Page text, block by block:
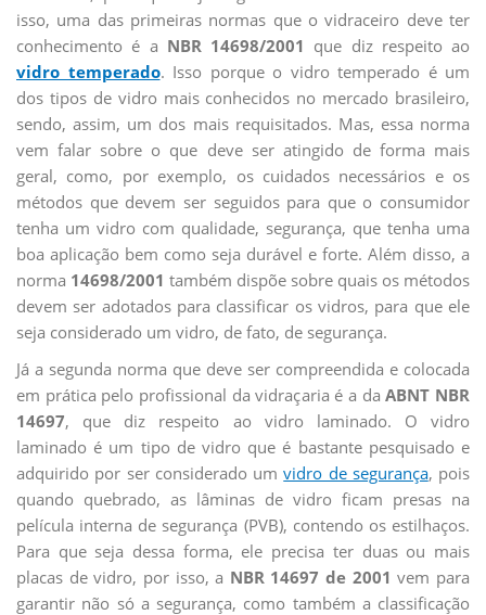
isso, uma das primeiras normas que o vidraceiro deve ter
conhecimento é a NBR 14698/2001 que diz respeito ao
vidro temperado. Isso porque o vidro temperado é um
dos tipos de vidro mais conhecidos no mercado brasileiro,
sendo, assim, um dos mais requisitados. Mas, essa norma
vem falar sobre o que deve ser atingido de forma mais
geral, como, por exemplo, os cuidados necessários e os
métodos que devem ser seguidos para que o consumidor
tenha um vidro com qualidade, segurança, que tenha uma
boa aplicação bem como seja durável e forte. Além disso, a
norma 14698/2001 também dispõe sobre quais os métodos
devem ser adotados para classificar os vidros, para que ele
seja considerado um vidro, de fato, de segurança.
Já a segunda norma que deve ser compreendida e colocada
em prática pelo profissional da vidraçaria é a daABNT NBR
14697, que diz respeito ao vidro laminado. O vidro
laminado é um tipo de vidro que é bastante pesquisado e
adquirido por ser considerado umvidro de segurança, pois
quando quebrado, as lâminas de vidro ficam presas na
película interna de segurança (PVB), contendo os estilhaços.
Para que seja dessa forma, ele precisa ter duas ou mais
placas de vidro, por isso, a NBR 14697 de 2001 vem para
garantir não só a segurança, como também a classificação